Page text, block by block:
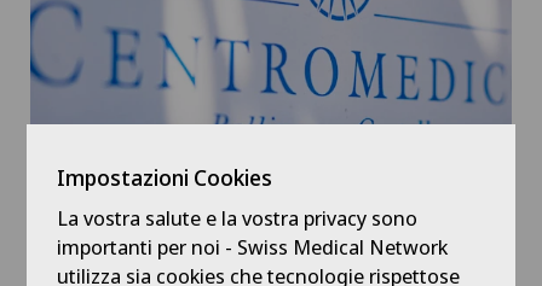
Ticinonews - A Bellinzona una nuova
offerta sanitaria con il Centromedico
Castello
Impostazioni Cookies
La vostra salute e la vostra privacy sono
importanti per noi - Swiss Medical Network
utilizza sia cookies che tecnologie rispettose